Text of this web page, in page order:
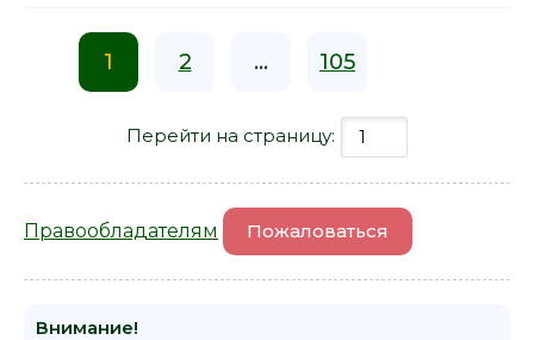
1 2 ... 105
Перейти на страницу:
Правообладателям Пожаловаться
Внимание!